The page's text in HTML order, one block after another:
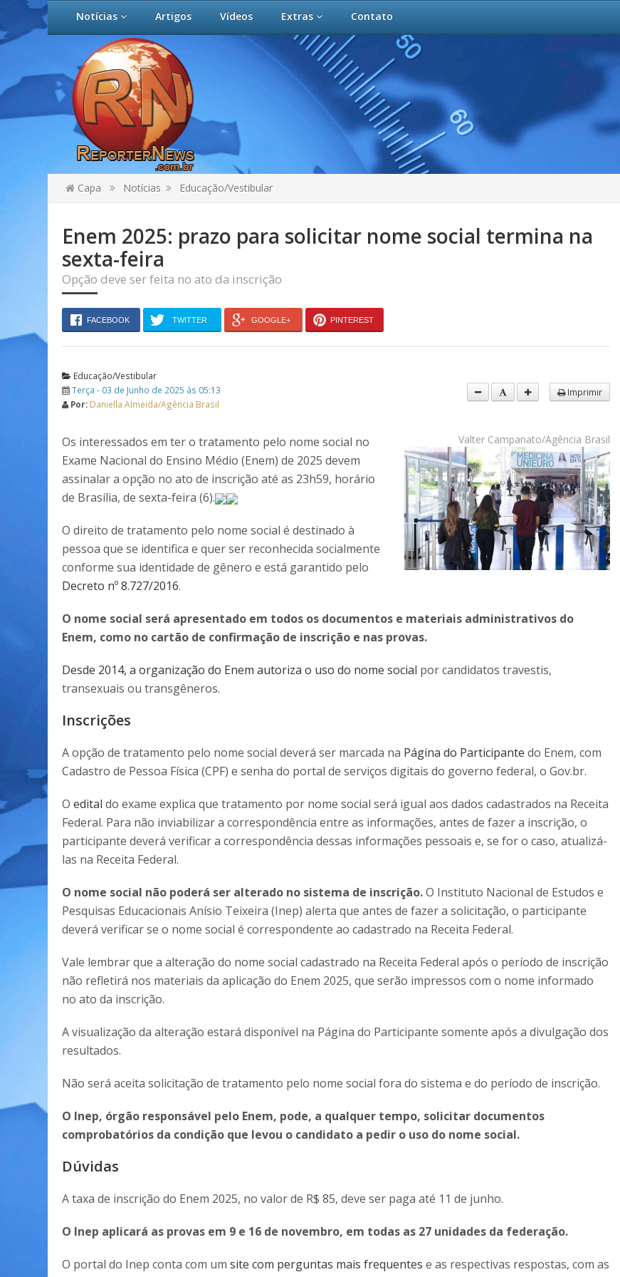
Notícias Artigos Vídeos Extras Contato
Capa Notícias Educação/Vestibular
Enem 2025: prazo para solicitar nome social termina na
sexta-feira
Opção deve ser feita no ato da inscrição
FACEBOOK TWITTER GOOGLE+ PINTEREST
Educação/Vestibular
Terça - 03 de Junho de 2025 às 05:13
Por: Daniella Almeida/Agência Brasil
Imprimir
Valter Campanato/Agência Brasil
Os interessados em ter o tratamento pelo nome social no
Exame Nacional do Ensino Médio (Enem) de 2025 devem
assinalar a opção no ato de inscrição até as 23h59, horário
de Brasília, de sexta-feira (6).
O direito de tratamento pelo nome social é destinado à
pessoa que se identifica e quer ser reconhecida socialmente
conforme sua identidade de gênero e está garantido pelo
Decreto nº 8.727/2016.
O nome social será apresentado em todos os documentos e materiais administrativos do
Enem, como no cartão de confirmação de inscrição e nas provas.
Desde 2014, a organização do Enem autoriza o uso do nome social por candidatos travestis,
transexuais ou transgêneros.
Inscrições
A opção de tratamento pelo nome social deverá ser marcada na Página do Participante do Enem, com
Cadastro de Pessoa Física (CPF) e senha do portal de serviços digitais do governo federal, o Gov.br.
O edital do exame explica que tratamento por nome social será igual aos dados cadastrados na Receita
Federal. Para não inviabilizar a correspondência entre as informações, antes de fazer a inscrição, o
participante deverá verificar a correspondência dessas informações pessoais e, se for o caso, atualizá-
las na Receita Federal.
O nome social não poderá ser alterado no sistema de inscrição.O Instituto Nacional de Estudos e
Pesquisas Educacionais Anísio Teixeira (Inep) alerta que antes de fazer a solicitação, o participante
deverá verificar se o nome social é correspondente ao cadastrado na Receita Federal.
Vale lembrar que a alteração do nome social cadastrado na Receita Federal após o período de inscrição
não refletirá nos materiais da aplicação do Enem 2025, que serão impressos com o nome informado
no ato da inscrição.
A visualização da alteração estará disponível na Página do Participante somente após a divulgação dos
resultados.
Não será aceita solicitação de tratamento pelo nome social fora do sistema e do período de inscrição.
O Inep, órgão responsável pelo Enem, pode, a qualquer tempo, solicitar documentos
comprobatórios da condição que levou o candidato a pedir o uso do nome social.
Dúvidas
A taxa de inscrição do Enem 2025, no valor de R$ 85, deve ser paga até 11 de junho.
O Inep aplicará as provas em 9 e 16 de novembro, em todas as 27 unidades da federação.
O portal do Inep conta com um site com perguntas mais frequentes e as respectivas respostas, com as